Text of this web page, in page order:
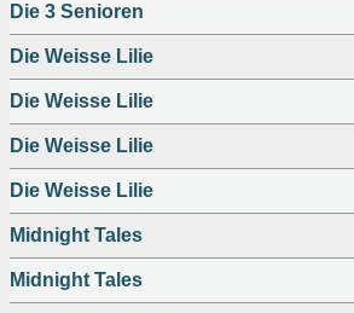
Die 3 Senioren
Die Weisse Lilie
Die Weisse Lilie
Die Weisse Lilie
Die Weisse Lilie
Midnight Tales
Midnight Tales